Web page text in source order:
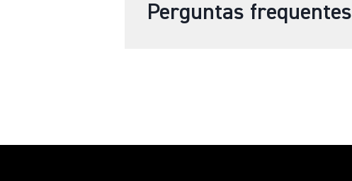
Perguntas frequentes